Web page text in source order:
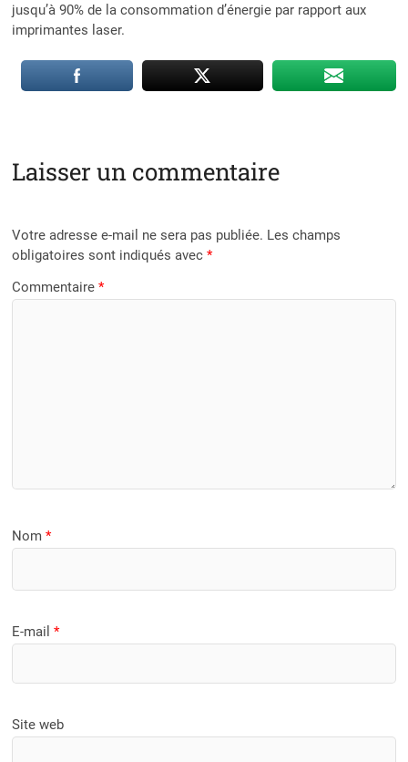
jusqu’à 90% de la consommation d’énergie par rapport aux
imprimantes laser.
Laisser un commentaire
Votre adresse e-mail ne sera pas publiée. Les champs
obligatoires sont indiqués avec*
Commentaire*
Nom*
E-mail*
Site web